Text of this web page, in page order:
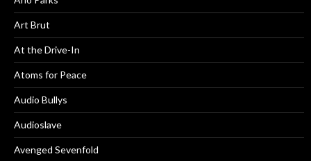
Art Brut
At the Drive-In
Atoms for Peace
Audio Bullys
Audioslave
Avenged Sevenfold